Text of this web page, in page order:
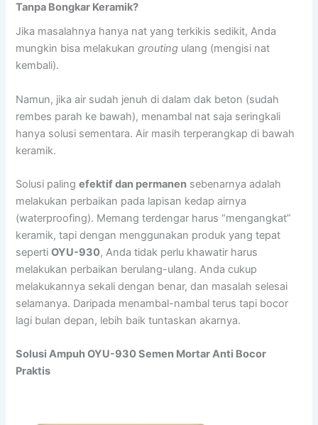
Tanpa Bongkar Keramik?
Jika masalahnya hanya nat yang terkikis sedikit, Anda
mungkin bisa melakukangrouting ulang (mengisi nat
kembali).
Namun, jika air sudah jenuh di dalam dak beton (sudah
rembes parah ke bawah), menambal nat saja seringkali
hanya solusi sementara. Air masih terperangkap di bawah
keramik.
Solusi palingefektif dan permanen sebenarnya adalah
melakukan perbaikan pada lapisan kedap airnya
(waterproofing). Memang terdengar harus “mengangkat”
keramik, tapi dengan menggunakan produk yang tepat
sepertiOYU-930, Anda tidak perlu khawatir harus
melakukan perbaikan berulang-ulang. Anda cukup
melakukannya sekali dengan benar, dan masalah selesai
selamanya. Daripada menambal-nambal terus tapi bocor
lagi bulan depan, lebih baik tuntaskan akarnya.
Solusi Ampuh OYU-930 Semen Mortar Anti Bocor
Praktis